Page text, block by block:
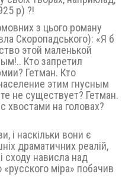
р) ?!
з цього роману
Скоропадського): «Я б
этой маленькой
Кто запретил
Гетман. Кто
этим гнусным
не существует? Гетман.
хвостами на головах?
і наскільки вони є
драматичних реалій,
сходу нависла над
міра» побачив